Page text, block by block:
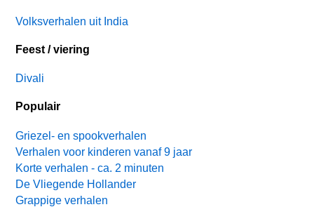
Volksverhalen uit India
Feest / viering
Divali
Populair
Griezel- en spookverhalen
Verhalen voor kinderen vanaf 9 jaar
Korte verhalen - ca. 2 minuten
De Vliegende Hollander
Grappige verhalen